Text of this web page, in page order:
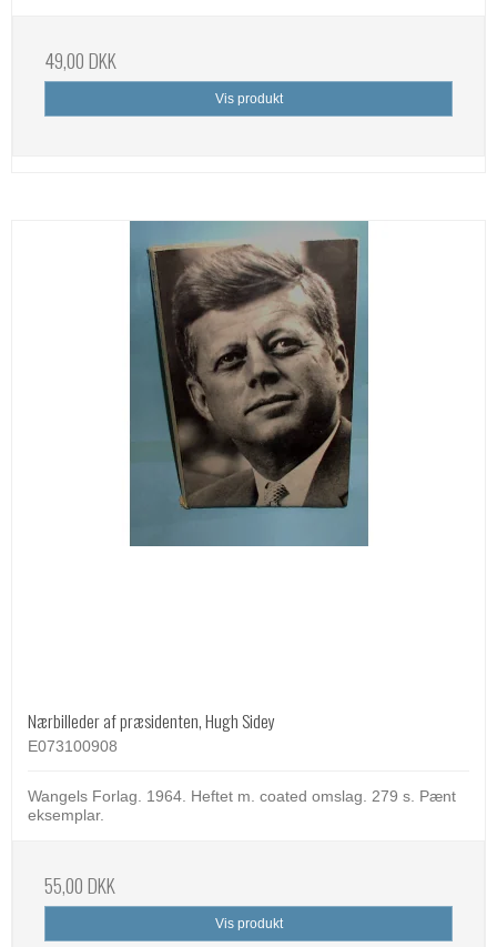
49,00 DKK
Vis produkt
Nærbilleder af præsidenten, Hugh Sidey
E073100908
Wangels Forlag. 1964. Heftet m. coated omslag. 279 s. Pænt
eksemplar.
55,00 DKK
Vis produkt